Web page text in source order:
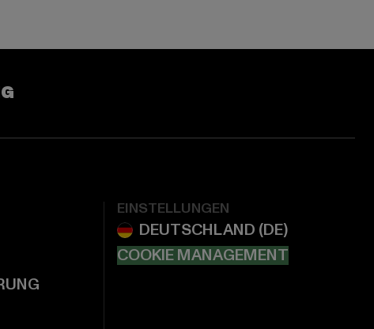
EINSTELLUNGEN
COOKIE MANAGEMENT